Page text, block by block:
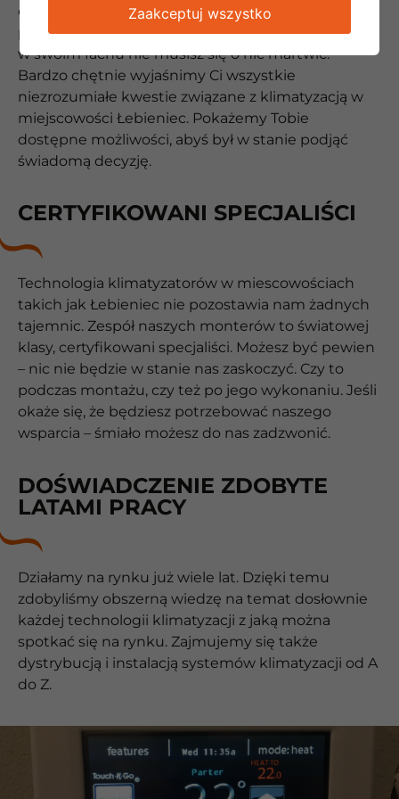
otwartością na klienta. Jesteśmy zdania, że głupie
pytania nie istnieją. Współpracując ze specjalistami
w swoim fachu nie musisz się o nic martwić.
Bardzo chętnie wyjaśnimy Ci wszystkie
niezrozumiałe kwestie związane z klimatyzacją w
miejscowości Łebieniec. Pokażemy Tobie
dostępne możliwości, abyś był w stanie podjąć
świadomą decyzję.
CERTYFIKOWANI SPECJALIŚCI
Technologia klimatyzatorów w miescowościach
takich jak Łebieniec nie pozostawia nam żadnych
tajemnic. Zespół naszych monterów to światowej
klasy, certyfikowani specjaliści. Możesz być pewien
– nic nie będzie w stanie nas zaskoczyć. Czy to
podczas montażu, czy też po jego wykonaniu. Jeśli
okaże się, że będziesz potrzebować naszego
wsparcia – śmiało możesz do nas zadzwonić.
DOŚWIADCZENIE ZDOBYTE
LATAMI PRACY
Działamy na rynku już wiele lat. Dzięki temu
zdobyliśmy obszerną wiedzę na temat dosłownie
każdej technologii klimatyzacji z jaką można
spotkać się na rynku. Zajmujemy się także
dystrybucją i instalacją systemów klimatyzacji od A
do Z.
Zaakceptuj wszystko